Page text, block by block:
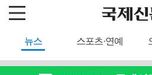
뉴스 스포츠·연예